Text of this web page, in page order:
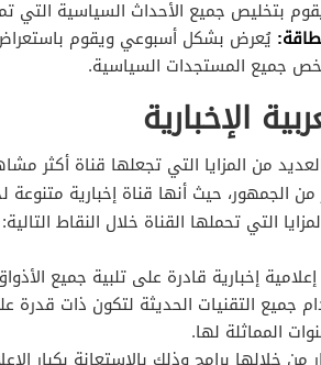
: يُعرض بشكل أسبوعي ويقوم
جميع المستجدات السياسية.
الإخبارية
العديد من المزايا التي تجعلها قناة أكثر
الجمهور، حيث أنها قناة إخبارية متنوعة
التي تحملها القناة خلال النقاط
إخبارية قادرة على تلبية جميع
جميع التقنيات الحديثة لتكون ذات
المماثلة لها.